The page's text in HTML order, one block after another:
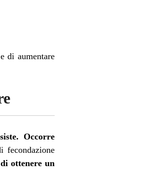
di aumentare
Occorre
fecondazione
ottenere un